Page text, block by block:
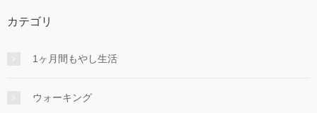
カテゴリ
1ヶ月間もやし生活
ウォーキング